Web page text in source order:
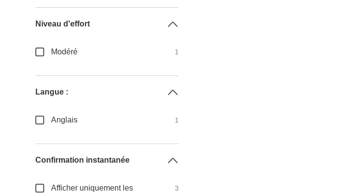
Niveau d'effort
Modéré 1
Langue :
Anglais 1
Confirmation instantanée
Afficher uniquement les
3